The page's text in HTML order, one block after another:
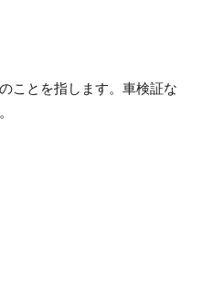
ことを指します。車検証な